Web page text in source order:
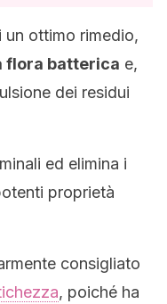
ottimo rimedio,
flora batterica e,
dei residui
ed elimina i
proprietà
consigliato
, poiché ha